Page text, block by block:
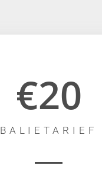
€20
BALIETARIEF